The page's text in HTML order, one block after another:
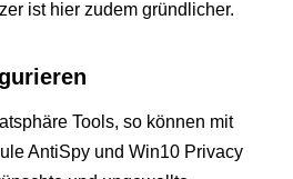
ist hier zudem gründlicher.
Tools, so können mit
AntiSpy und Win10 Privacy